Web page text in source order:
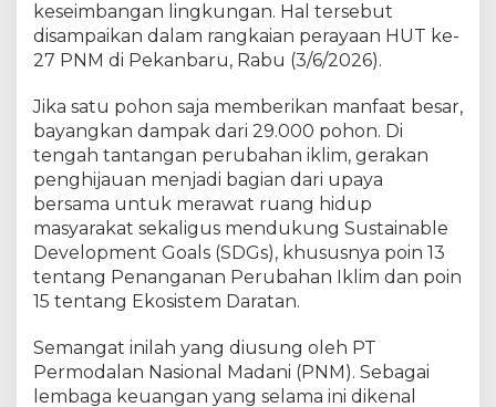
n
:
N
M
P
e
r
l
u
s
M
k
n
a
keseimbangan lingkungan. Hal tersebut
disampaikan dalam rangkaian perayaan HUT ke-
27 PNM di Pekanbaru, Rabu (3/6/2026).
​Jika satu pohon saja memberikan manfaat besar,
bayangkan dampak dari 29.000 pohon. Di
tengah tantangan perubahan iklim, gerakan
penghijauan menjadi bagian dari upaya
bersama untuk merawat ruang hidup
masyarakat sekaligus mendukung Sustainable
Development Goals (SDGs), khususnya poin 13
tentang Penanganan Perubahan Iklim dan poin
15 tentang Ekosistem Daratan.
​Semangat inilah yang diusung oleh PT
Permodalan Nasional Madani (PNM). Sebagai
lembaga keuangan yang selama ini dikenal